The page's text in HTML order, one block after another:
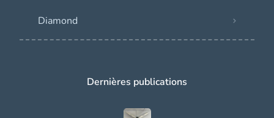
Diamond
Dernières publications